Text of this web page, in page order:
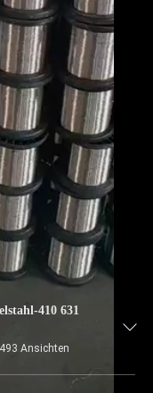
410 631
493 Ansichten